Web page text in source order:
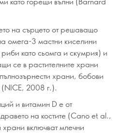
на сърцето от решаващо
омега-3 мастни киселини
като сьомга и скумрия) и
се в растителните храни
храни, бобови
2008 г.).
и витамин D е от
на костите (Cano et al.,
храни включват млечни